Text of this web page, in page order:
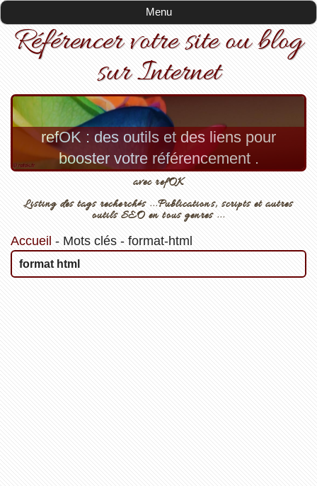
Menu
Référencer votre site ou blog
sur Internet
refOK : des outils et des liens pour
booster votre référencement .
avec refOK
Listing des tags recherchés ...Publications, scripts et autres
outils SEO en tous genres ...
Accueil - Mots clés- format-html
format html